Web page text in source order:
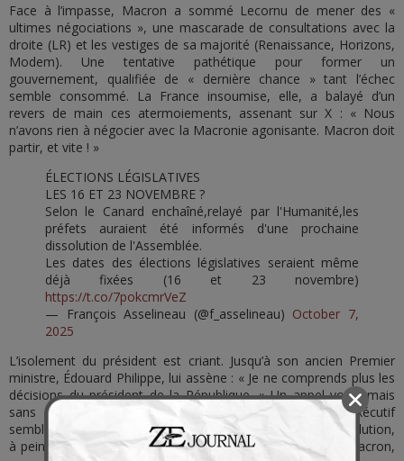
Face à l’impasse, Macron a sommé Lecornu de mener des «
ultimes négociations », une mascarade de consultations avec la
droite (LR) et les vestiges de sa majorité (Renaissance, Horizons,
Modem). Une tentative pathétique pour former un
gouvernement, qualifiée de « dernière chance » tant l’échec
semble consommé. La France insoumise, elle, a balayé d’un
revers de main ces atermoiements, assenant sur X : « Nous
n’avons rien à négocier avec la Macronie agonisante. Macron doit
partir, et vite ! »
ÉLECTIONS LÉGISLATIVES
LES 16 ET 23 NOVEMBRE ?
Selon le Canard enchaîné,relayé par l'Humanité,les
préfets auraient été informés d'une prochaine
dissolution de l'Assemblée.
Les dates des élections législatives seraient même
déjà fixées (16 et 23 novembre)
https://t.co/7pokcmrVeZ
— François Asselineau (@f_asselineau) October 7,
2025
L’isolement du président est criant. Jusqu’à son ancien Premier
ministre, Édouard Philippe, lui assène : « Je ne comprends plus les
décisions du président de la République. » Un appel voilé, mais
sans équivoque, à la démission. Dans ce naufrage, l’exécutif
semble ne plus miser que sur un coup de poker : une dissolution,
à peine un an après celle de 2024. Le Canard révèle que Macron,